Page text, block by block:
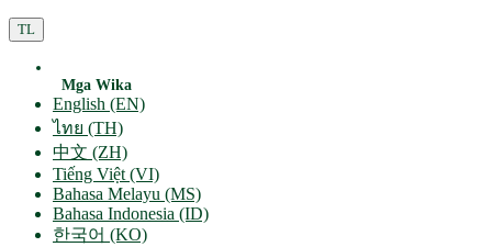
TL
Mga Wika
English (EN)
ไทย (TH)
中文 (ZH)
Tiếng Việt (VI)
Bahasa Melayu (MS)
Bahasa Indonesia (ID)
한국어 (KO)